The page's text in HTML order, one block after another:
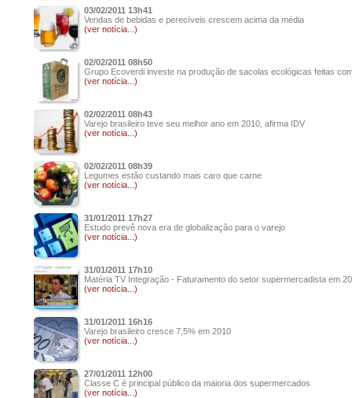
03/02/2011 13h41
Vendas de bebidas e perecíveis crescem acima da média
(ver notícia...)
02/02/2011 08h50
Grupo Ecoverdi investe na produção de sacolas ecológicas feitas
(ver notícia...)
02/02/2011 08h43
Varejo brasileiro teve seu melhor ano em 2010, afirma IDV
(ver notícia...)
02/02/2011 08h39
Legumes estão custando mais caro que carne
(ver notícia...)
31/01/2011 17h27
Estudo prevê nova era de globalização para o varejo
(ver notícia...)
31/01/2011 17h10
Matéria TV Integração - Faturamento do setor supermercadista em
(ver notícia...)
31/01/2011 16h16
Varejo brasileiro cresce 7,5% em 2010
(ver notícia...)
27/01/2011 12h00
Classe C é principal público da maioria dos supermercados
(ver notícia...)